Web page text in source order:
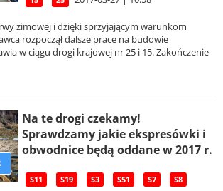
zimowej i dzięki sprzyjającym warunkom
rozpoczął dalsze prace na budowie
w ciągu drogi krajowej nr 25 i 15. Zakończenie
Na te drogi czekamy!
Sprawdzamy jakie ekspresówki i
obwodnice będą oddane w 2017 r.
S11 S19 S3 S51 S7 S8